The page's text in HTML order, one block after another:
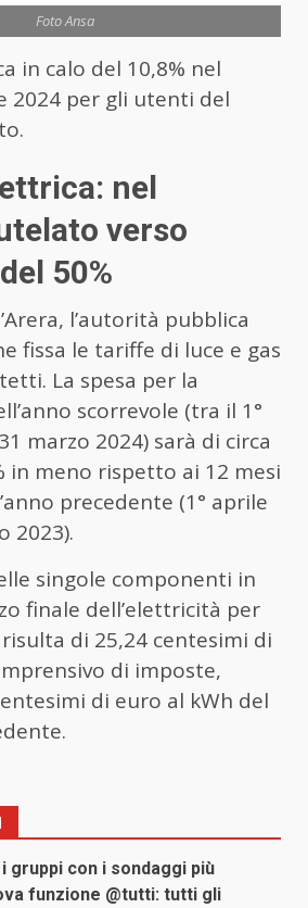
Foto Ansa
in calo del 10,8% nel
2024 per gli utenti del
nel
verso
50%
l’autorità pubblica
fissa le tariffe di luce e gas
La spesa per la
scorrevole (tra il 1°
marzo 2024) sarà di circa
in meno rispetto ai 12 mesi
precedente (1° aprile
2023).
singole componenti in
finale dell’elettricità per
di 25,24 centesimi di
di imposte,
di euro al kWh del
gruppi con i sondaggi più
funzione @tutti: tutti gli